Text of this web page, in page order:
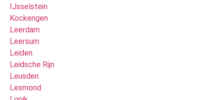
IJsselstein
Kockengen
Leerdam
Leersum
Leiden
Leidsche Rijn
Leusden
Lexmond